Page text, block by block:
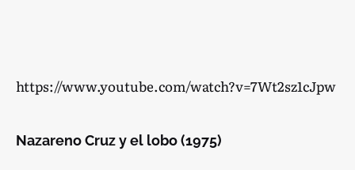
https://www.youtube.com/watch?v=7Wt2sz1cJpw
Nazareno Cruz y el lobo (1975)